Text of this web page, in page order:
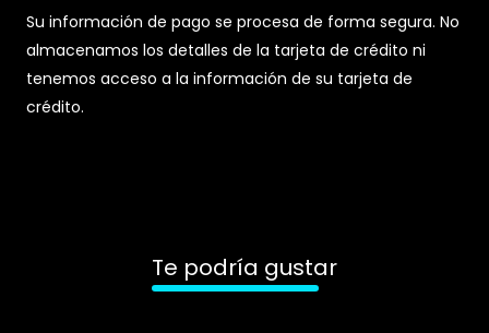
Su información de pago se procesa de forma segura. No
almacenamos los detalles de la tarjeta de crédito ni
tenemos acceso a la información de su tarjeta de
crédito.
Te podría gustar